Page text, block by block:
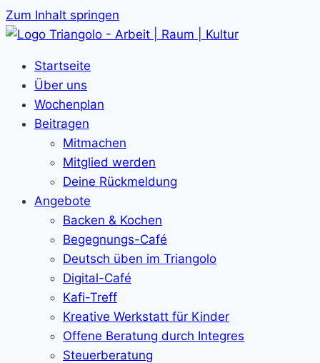
Zum Inhalt springen
Startseite
Über uns
Wochenplan
Beitragen
Mitmachen
Mitglied werden
Deine Rückmeldung
Angebote
Backen & Kochen
Begegnungs-Café
Deutsch üben im Triangolo
Digital-Café
Kafi-Treff
Kreative Werkstatt für Kinder
Offene Beratung durch Integres
Steuerberatung